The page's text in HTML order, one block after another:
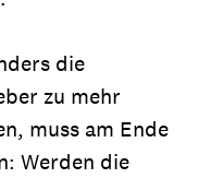
die
zu mehr
muss am Ende
Werden die